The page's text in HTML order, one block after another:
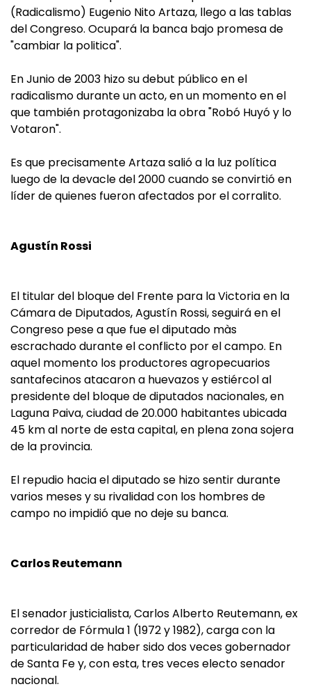
(Radicalismo) Eugenio Nito Artaza, llego a las tablas
del Congreso. Ocupará la banca bajo promesa de
"cambiar la politica".
En Junio de 2003 hizo su debut público en el
radicalismo durante un acto, en un momento en el
que también protagonizaba la obra "Robó Huyó y lo
Votaron".
Es que precisamente Artaza salió a la luz política
luego de la devacle del 2000 cuando se convirtió en
líder de quienes fueron afectados por el corralito.
Agustín Rossi
El titular del bloque del Frente para la Victoria en la
Cámara de Diputados, Agustín Rossi, seguirá en el
Congreso pese a que fue el diputado màs
escrachado durante el conflicto por el campo. En
aquel momento los productores agropecuarios
santafecinos atacaron a huevazos y estiércol al
presidente del bloque de diputados nacionales, en
Laguna Paiva, ciudad de 20.000 habitantes ubicada
45 km al norte de esta capital, en plena zona sojera
de la provincia.
El repudio hacia el diputado se hizo sentir durante
varios meses y su rivalidad con los hombres de
campo no impidió que no deje su banca.
Carlos Reutemann
El senador justicialista, Carlos Alberto Reutemann, ex
corredor de Fórmula 1 (1972 y 1982), carga con la
particularidad de haber sido dos veces gobernador
de Santa Fe y, con esta, tres veces electo senador
nacional.